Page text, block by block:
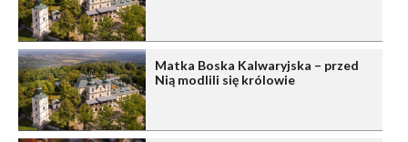
Matka Boska Kalwaryjska – przed
Nią modlili się królowie